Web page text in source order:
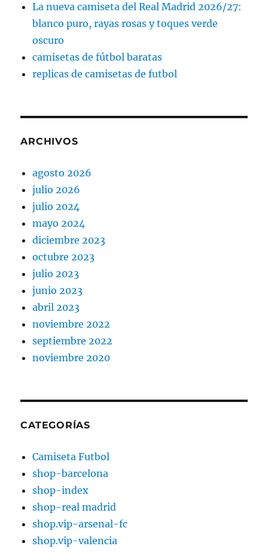
La nueva camiseta del Real Madrid 2026/27:
blanco puro, rayas rosas y toques verde
oscuro
camisetas de fútbol baratas
replicas de camisetas de futbol
ARCHIVOS
agosto 2026
julio 2026
julio 2024
mayo 2024
diciembre 2023
octubre 2023
julio 2023
junio 2023
abril 2023
noviembre 2022
septiembre 2022
noviembre 2020
CATEGORÍAS
Camiseta Futbol
shop-barcelona
shop-index
shop-real madrid
shop.vip-arsenal-fc
shop.vip-valencia